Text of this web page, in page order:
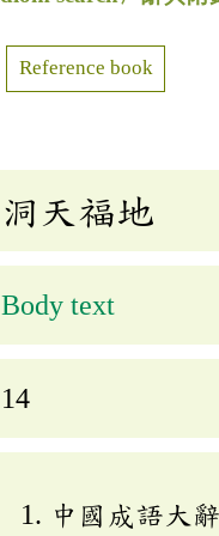
Reference book
洞天福地
Body text
14
中國成語大